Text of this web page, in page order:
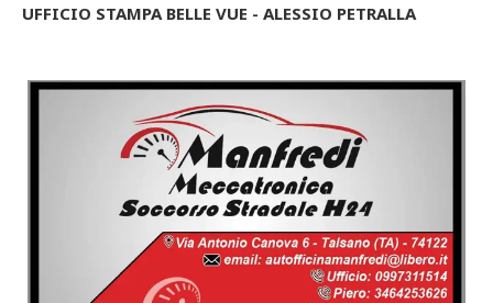
UFFICIO STAMPA BELLE VUE - ALESSIO PETRALLA